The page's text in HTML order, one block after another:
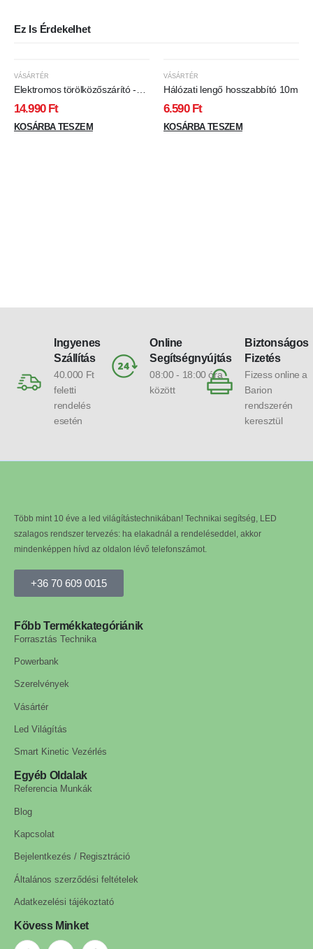
Ez Is Érdekelhet
VÁSÁRTÉR
Elektromos törölközőszárító -
230V, 65W
14.990 Ft
KOSÁRBA TESZEM
VÁSÁRTÉR
Hálózati lengő hosszabbító 10m
6.590 Ft
KOSÁRBA TESZEM
Ingyenes
Szállítás
40.000 Ft
feletti
rendelés
esetén
Online
Segítségnyújtás
08:00 - 18:00 óra
között
Biztonságos
Fizetés
Fizess online a
Barion
rendszerén
keresztül
Több mint 10 éve a led világítástechnikában! Technikai segítség, LED
szalagos rendszer tervezés: ha elakadnál a rendeléseddel, akkor
mindenképpen hívd az oldalon lévő telefonszámot.
+36 70 609 0015
Főbb Termékkategóriánik
Forrasztás Technika
Powerbank
Szerelvények
Vásártér
Led Világítás
Smart Kinetic Vezérlés
Egyéb Oldalak
Referencia Munkák
Blog
Kapcsolat
Bejelentkezés / Regisztráció
Általános szerződési feltételek
Adatkezelési tájékoztató
Kövess Minket